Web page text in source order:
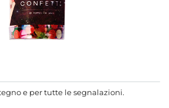
e per tutte le segnalazioni.